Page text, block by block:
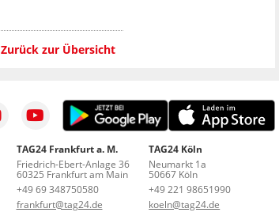
Zurück zur Übersicht
TAG24 Frankfurt a. M.
Friedrich-Ebert-Anlage 36
60325 Frankfurt am Main
+49 69 348750580
frankfurt@tag24.de
TAG24 Köln
Neumarkt 1a
50667 Köln
+49 221 98651990
koeln@tag24.de